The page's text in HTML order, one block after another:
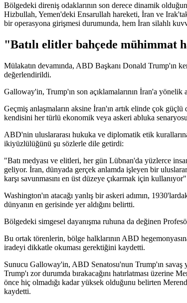
Bölgedeki direniş odaklarının son derece dinamik
Hizbullah, Yemen'deki Ensarullah hareketi, İran ve
bir operasyona girişmesi durumunda, hem İran silahlı
"Batılı elitler bahçede mühimmat
Mülakatın devamında, ABD Başkanı Donald Trump'ın
değerlendirildi.
Galloway'in, Trump'ın son açıklamalarının İran'a
Geçmiş anlaşmaların aksine İran'ın artık elinde çok
kendisini her türlü ekonomik veya askeri abluka
ABD'nin uluslararası hukuka ve diplomatik etik
ikiyüzlülüğünü şu sözlerle dile getirdi:
"Batı medyası ve elitleri, her gün Lübnan'da yüzlerce
geliyor. İran, dünyada gerçek anlamda işleyen bir
karşı savunmasını en üst düzeye çıkarmak için kullanıyor"
Washington'ın atacağı yanlış bir askeri adımın,
dünyanın en gerisinde yer aldığını belirtti.
Bölgedeki simgesel dayanışma ruhuna da değinen
Bu ortak törenlerin, bölge halklarının ABD
iradeyi dikkatle okuması gerektiğini kaydetti.
Sunucu Galloway'in, ABD Senatosu'nun Trump'ın savaş
Trump'ı zor durumda bırakacağını hatırlatması üzerine
önce hiç olmadığı kadar yüksek olduğunu belirten
kaydetti.